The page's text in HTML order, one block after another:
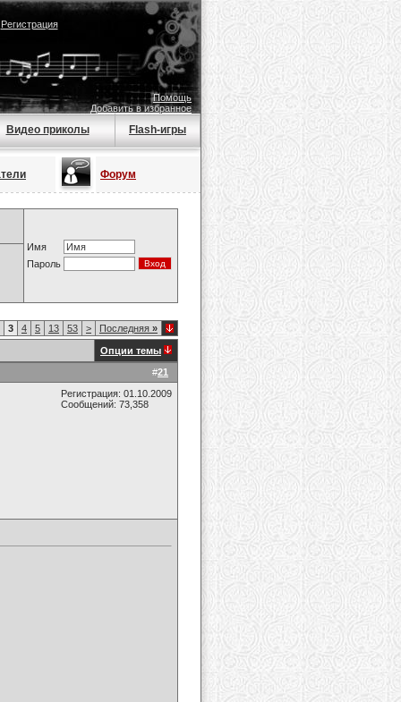
Регистрация
Помощь
Добавить в избранное
Видео приколы Flash-игры
Форум
Имя
Пароль
3 4 5 13 53 > Последняя »
Опции темы
#21
Регистрация: 01.10.2009
Сообщений: 73,358